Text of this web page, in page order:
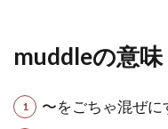
muddleの意味
〜をごちゃ混ぜ